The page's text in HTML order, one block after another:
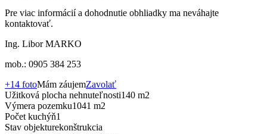
Pre viac informácií a dohodnutie obhliadky ma neváhajte
kontaktovať.
Ing. Libor MARKO
mob.: 0905 384 253
+14 fotoMám záujemZavolať
Užitková plocha nehnuteľnosti140 m2
Výmera pozemku1041 m2
Počet kuchýň1
Stav objekturekonštrukcia